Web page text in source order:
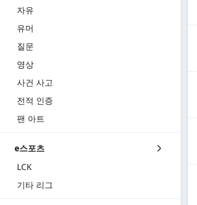
자유
유머
질문
영상
사건 사고
전적 인증
팬 아트
e스포츠
LCK
기타 리그